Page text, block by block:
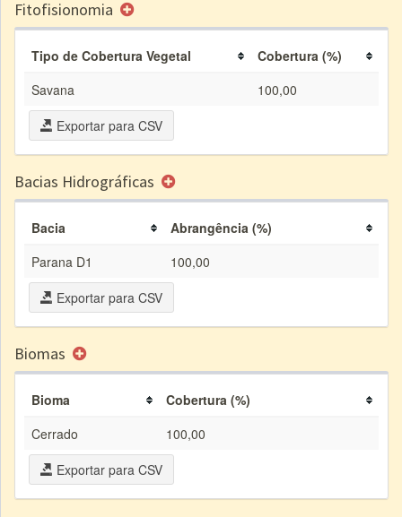
Fitofisionomia
Tipo de Cobertura Vegetal
Cobertura (%)
Savana
100,00
Exportar para CSV
Bacias Hidrográficas
Bacia
Abrangência (%)
Parana D1
100,00
Exportar para CSV
Biomas
Bioma
Cobertura (%)
Cerrado
100,00
Exportar para CSV